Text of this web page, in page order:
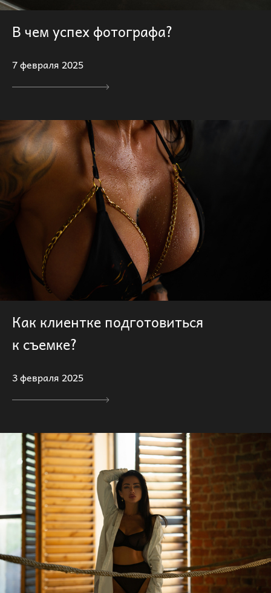
В чем успех фотографа?
7 февраля 2025
Как клиентке подготовиться
к съемке?
3 февраля 2025